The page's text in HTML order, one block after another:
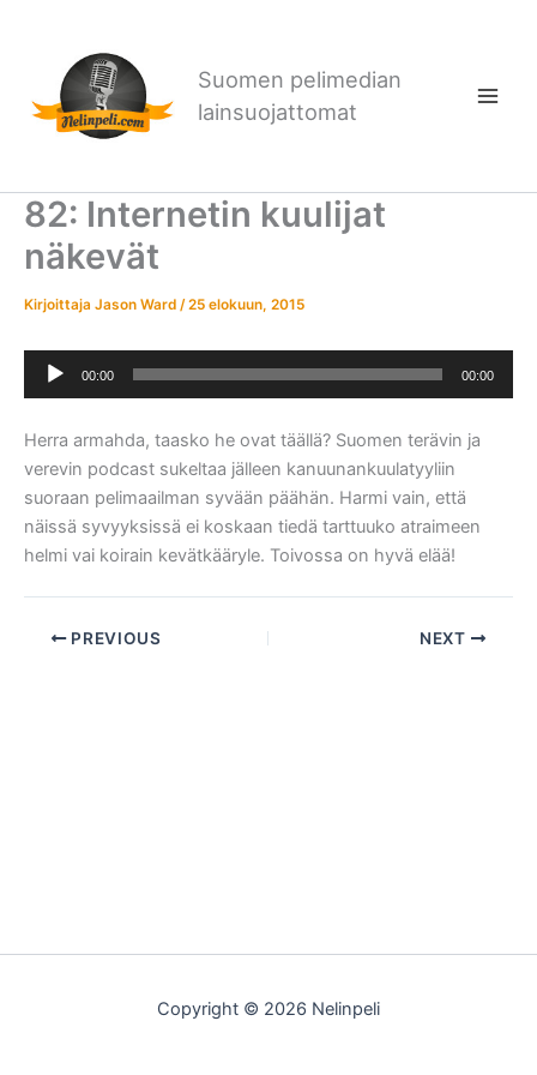
Suomen pelimedian
lainsuojattomat
82: Internetin kuulijat
näkevät
Kirjoittaja Jason Ward /25 elokuun, 2015
Äänitoistin
00:00 00:00
Herra armahda, taasko he ovat täällä? Suomen terävin ja
verevin podcast sukeltaa jälleen kanuunankuulatyyliin
suoraan pelimaailman syvään päähän. Harmi vain, että
näissä syvyyksissä ei koskaan tiedä tarttuuko atraimeen
helmi vai koirain kevätkääryle. Toivossa on hyvä elää!
PREVIOUS NEXT
Copyright © 2026 Nelinpeli